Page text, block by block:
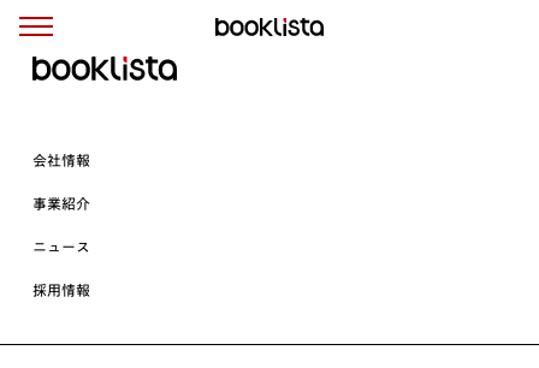
会社情報
事業紹介
ニュース
採用情報